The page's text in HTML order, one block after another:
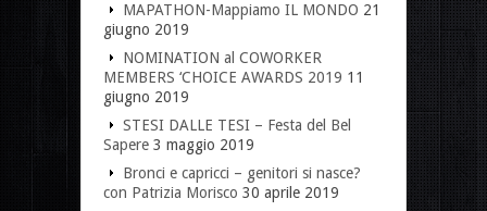
MAPATHON-Mappiamo IL MONDO 21
giugno 2019
NOMINATION al COWORKER
MEMBERS ‘CHOICE AWARDS 2019 11
giugno 2019
STESI DALLE TESI – Festa del Bel
Sapere 3 maggio 2019
Bronci e capricci – genitori si nasce?
con Patrizia Morisco 30 aprile 2019